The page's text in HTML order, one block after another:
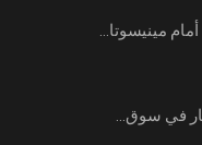
مينيسوتا…
في سوق…